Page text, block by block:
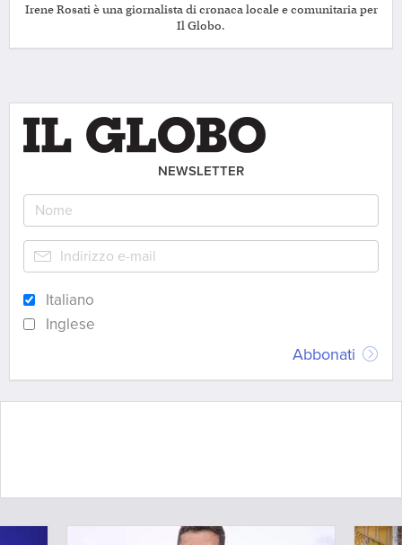
Irene Rosati è una giornalista di cronaca locale e comunitaria per
Il Globo.
NEWSLETTER
Italiano
Inglese
Abbonati